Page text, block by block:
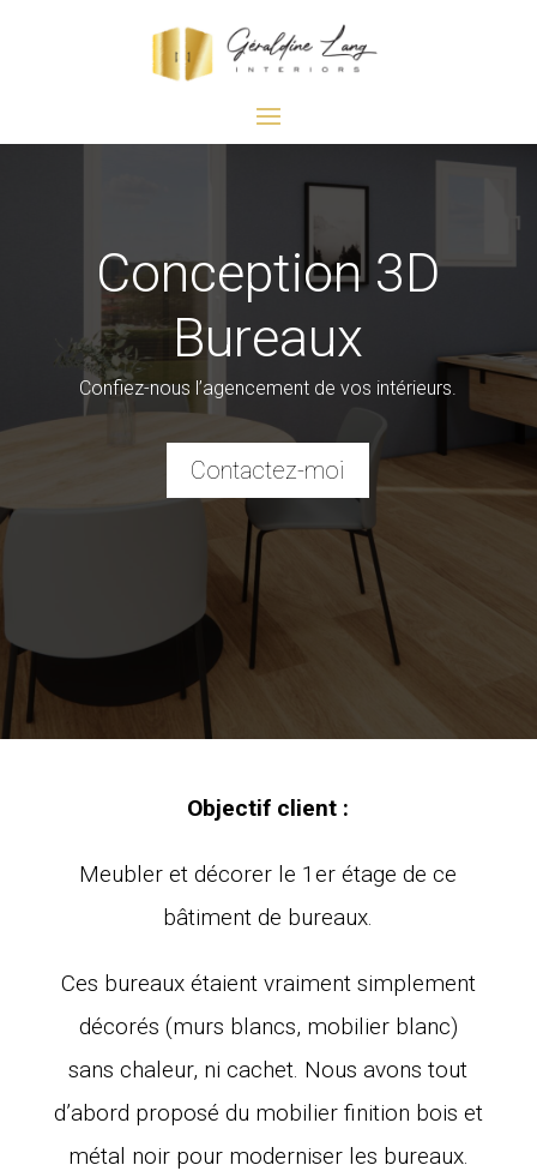
Conception 3D
Bureaux
Confiez-nous l’agencement de vos intérieurs.
Contactez-moi
Objectif client :
Meubler et décorer le 1er étage de ce
bâtiment de bureaux.
Ces bureaux étaient vraiment simplement
décorés (murs blancs, mobilier blanc)
sans chaleur, ni cachet. Nous avons tout
d’abord proposé du mobilier finition bois et
métal noir pour moderniser les bureaux.